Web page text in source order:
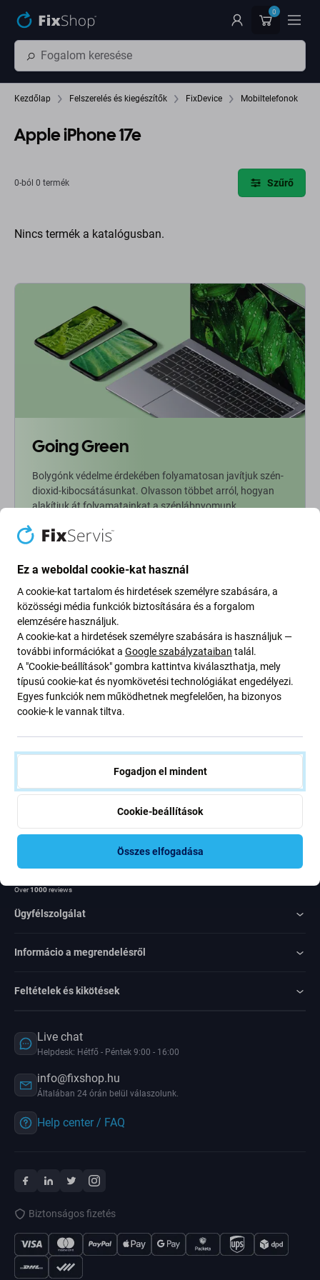
0
Kezdőlap Felszerelés és kiegészítők FixDevice Mobiltelefonok
Apple iPhone 17e
0-ból 0 termék Szűrő
Nincs termék a katalógusban.
Going Green
Bolygónk védelme érdekében folyamatosan javítjuk szén-
dioxid-kibocsátásunkat. Olvasson többet arról, hogyan
alakítjuk át folyamatainkat a szénlábnyomunk
Newsletter Fix
Iratkozzon fel, hogy rendszeresen tájékoztatást kapjon az
ajánlatunkról szóló kedvezményekről és hírekről. Ugyanakkor
ennek az űrlapnak a benyújtásával megerősítem, hogy több mint
16 éves vagyok
Egyetértek azzal, hogy híreket kapjak
Over1000reviews
Ügyfélszolgálat
Informácio a megrendelésről
Feltételek és kikötések
Live chat
Helpdesk: Hétfő - Péntek 9:00 - 16:00
info@fixshop.hu
Általában 24 órán belül válaszolunk.
Help center / FAQ
Biztonságos fizetés
Ez a weboldal cookie-kat használ
A cookie-kat tartalom és hirdetések személyre szabására, a
közösségi média funkciók biztosítására és a forgalom
elemzésére használjuk.
A cookie-kat a hirdetések személyre szabására is használjuk —
további információkat a Google szabályzataiban talál.
A "Cookie-beállítások" gombra kattintva kiválaszthatja, mely
típusú cookie-kat és nyomkövetési technológiákat engedélyezi.
Egyes funkciók nem működhetnek megfelelően, ha bizonyos
cookie-k le vannak tiltva.
Fogadjon el mindent
Cookie-beállítások
Összes elfogadása